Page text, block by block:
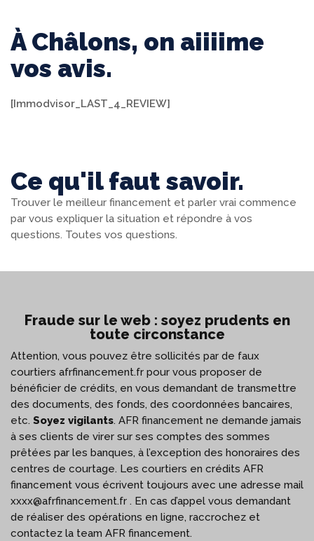
À Châlons, on aiiiime
vos avis.
[Immodvisor_LAST_4_REVIEW]
Ce qu'il faut savoir.
Trouver le meilleur financement et parler vrai commence
par vous expliquer la situation et répondre à vos
questions. Toutes vos questions.
Fraude sur le web : soyez prudents en
toute circonstance
Attention, vous pouvez être sollicités par de faux
courtiers afrfinancement.fr pour vous proposer de
bénéficier de crédits, en vous demandant de transmettre
des documents, des fonds, des coordonnées bancaires,
etc. Soyez vigilants. AFR financement ne demande jamais
à ses clients de virer sur ses comptes des sommes
prêtées par les banques, à l’exception des honoraires des
centres de courtage. Les courtiers en crédits AFR
financement vous écrivent toujours avec une adresse mail
xxxx@afrfinancement.fr . En cas d’appel vous demandant
de réaliser des opérations en ligne, raccrochez et
contactez la team AFR financement.